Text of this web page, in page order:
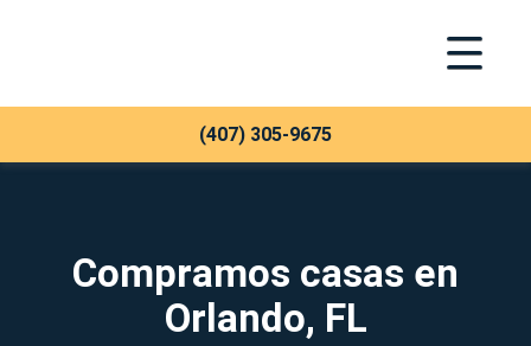
Toggle
(407) 305-9675
Compramos casas en
Orlando, FL